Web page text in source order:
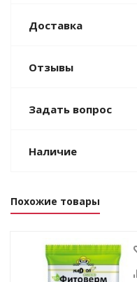
Доставка
Отзывы
Задать вопрос
Наличие
Похожие товары